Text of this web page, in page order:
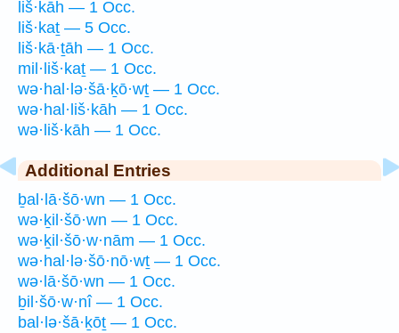
liš·kāh — 1 Occ.
liš·kaṯ — 5 Occ.
liš·kā·ṯāh — 1 Occ.
mil·liš·kaṯ — 1 Occ.
wə·hal·lə·šā·ḵō·wṯ — 1 Occ.
wə·hal·liš·kāh — 1 Occ.
wə·liš·kāh — 1 Occ.
Additional Entries
ḇal·lā·šō·wn — 1 Occ.
wə·ḵil·šō·wn — 1 Occ.
wə·ḵil·šō·w·nām — 1 Occ.
wə·hal·lə·šō·nō·wṯ — 1 Occ.
wə·lā·šō·wn — 1 Occ.
ḇil·šō·w·nî — 1 Occ.
bal·lə·šā·ḵōṯ — 1 Occ.